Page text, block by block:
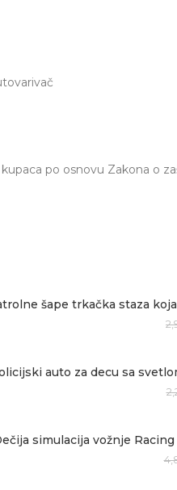
po osnovu Zakona o
šape trkačka staza
auto za decu sa
simulacija vožnje